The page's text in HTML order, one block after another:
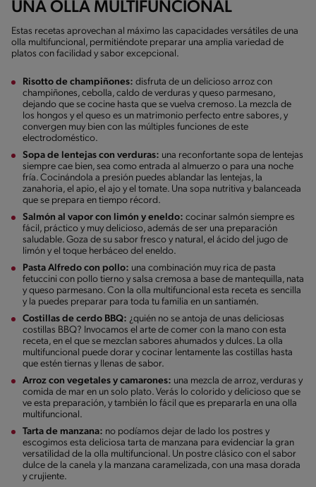
UNA OLLA MULTIFUNCIONAL
Estas recetas aprovechan al máximo las capacidades versátiles de una
olla multifuncional, permitiéndote preparar una amplia variedad de
platos con facilidad y sabor excepcional.
Risotto de champiñones: disfruta de un delicioso arroz con
champiñones, cebolla, caldo de verduras y queso parmesano,
dejando que se cocine hasta que se vuelva cremoso. La mezcla de
los hongos y el queso es un matrimonio perfecto entre sabores, y
convergen muy bien con las múltiples funciones de este
electrodoméstico.
Sopa de lentejas con verduras: una reconfortante sopa de lentejas
siempre cae bien, sea como entrada al almuerzo o para una noche
fría. Cocinándola a presión puedes ablandar las lentejas, la
zanahoria, el apio, el ajo y el tomate. Una sopa nutritiva y balanceada
que se prepara en tiempo récord.
Salmón al vapor con limón y eneldo: cocinar salmón siempre es
fácil, práctico y muy delicioso, además de ser una preparación
saludable. Goza de su sabor fresco y natural, el ácido del jugo de
limón y el toque herbáceo del eneldo.
Pasta Alfredo con pollo: una combinación muy rica de pasta
fetuccini con pollo tierno y salsa cremosa a base de mantequilla, nata
y queso parmesano. Con la olla multifuncional esta receta es sencilla
y la puedes preparar para toda tu familia en un santiamén.
Costillas de cerdo BBQ: ¿quién no se antoja de unas deliciosas
costillas BBQ? Invocamos el arte de comer con la mano con esta
receta, en el que se mezclan sabores ahumados y dulces. La olla
multifuncional puede dorar y cocinar lentamente las costillas hasta
que estén tiernas y llenas de sabor.
Arroz con vegetales y camarones: una mezcla de arroz, verduras y
comida de mar en un solo plato. Verás lo colorido y delicioso que se
ve esta preparación, y también lo fácil que es prepararla en una olla
multifuncional.
Tarta de manzana: no podíamos dejar de lado los postres y
escogimos esta deliciosa tarta de manzana para evidenciar la gran
versatilidad de la olla multifuncional. Un postre clásico con el sabor
dulce de la canela y la manzana caramelizada, con una masa dorada
y crujiente.